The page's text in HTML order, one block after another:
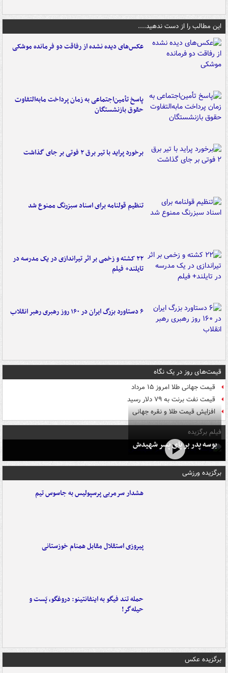
این مطالب را از دست ندهید....
عکس‌های دیده نشده از رفاقت دو فرمانده‌ موشکی
پاسخ تأمین‌اجتماعی به زمان پرداخت مابه‌التفاوت
حقوق بازنشستگان
برخورد پراید با تیر برق ۲ فوتی بر جای گذاشت
تنظیم قولنامه برای اسناد سبزرنگ ممنوع شد
۲۲ کشته و زخمی بر اثر تیراندازی در یک مدرسه در
تایلند+ فیلم
۶ دستاورد بزرگ ایران در ۱۶۰ روز رهبری رهبر انقلاب
قیمت‌های روز در یک نگاه
قیمت جهانی طلا امروز ۱۵ مرداد
قیمت نفت برنت به ۷۹ دلار رسید
افزایش قیمت طلا و نقره جهانی
فیلم برگزیده
بوسه‌ پدر بر پای پسر شهیدش
برگزیده ورزشی
هشدار سرمربی پرسپولیس به جاسوس تیم
پیروزی استقلال مقابل همنام خوزستانی
حمله تند فیگو به اینفانتینو: دروغگو، پَست‌ و
حیله‌گر!
برگزیده عکس